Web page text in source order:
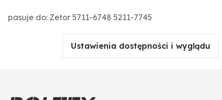
pasuje do: Zetor 5711-6748 5211-7745
Ustawienia dostępności i wyglądu